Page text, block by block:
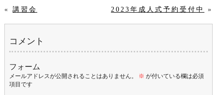
« 講習会 2023年成人式予約受付中 »
コメント
フォーム
メールアドレスが公開されることはありません。 ※ が付いている欄は必須
項目です